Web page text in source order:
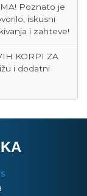
Poznato je
iskusni
i zahteve!
i dodatni